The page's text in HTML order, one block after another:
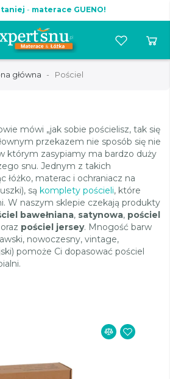
taniej - materace GUENO!
główna Pościel
mówi „jak sobie pościelisz, tak się
przekazem nie sposób się nie
którym zasypiamy ma bardzo duży
snu. Jednym z takich
łóżko, materac i ochraniacz na
są komplety pościeli, które
W naszym sklepie czekają produkty
bawełniana, satynowa, pościel
oraz pościel jersey. Mnogość barw
nowoczesny, vintage,
pomoże Ci dopasować pościel